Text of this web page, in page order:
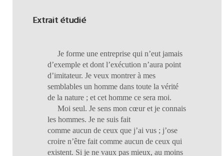
Extrait étudié
Je forme une entreprise qui n’eut jamais
d’exemple et dont l’exécution n’aura point
d’imitateur. Je veux montrer à mes
semblables un homme dans toute la vérité
de la nature ; et cet homme ce sera moi.
Moi seul. Je sens mon cœur et je connais
les hommes. Je ne suis fait
comme aucun de ceux que j’ai vus ; j’ose
croire n’être fait comme aucun de ceux qui
existent. Si je ne vaux pas mieux, au moins